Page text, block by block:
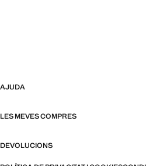
AJUDA
LES MEVES COMPRES
DEVOLUCIONS